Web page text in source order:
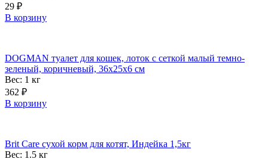
29 ₽
В корзину
DOGMAN туалет для кошек, лоток с сеткой малый темно-
зеленый, коричневый, 36х25х6 см
Вес: 1 кг
362 ₽
В корзину
Brit Care сухой корм для котят, Индейка 1,5кг
Вес: 1.5 кг